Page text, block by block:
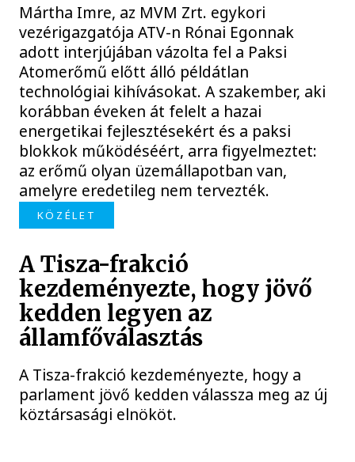
Mártha Imre, az MVM Zrt. egykori
vezérigazgatója ATV-n Rónai Egonnak
adott interjújában vázolta fel a Paksi
Atomerőmű előtt álló példátlan
technológiai kihívásokat. A szakember, aki
korábban éveken át felelt a hazai
energetikai fejlesztésekért és a paksi
blokkok működéséért, arra figyelmeztet:
az erőmű olyan üzemállapotban van,
amelyre eredetileg nem tervezték.
KÖZÉLET
A Tisza-frakció
kezdeményezte, hogy jövő
kedden legyen az
államfőválasztás
A Tisza-frakció kezdeményezte, hogy a
parlament jövő kedden válassza meg az új
köztársasági elnököt.